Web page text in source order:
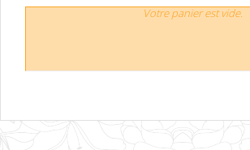
Votre panier est vide.